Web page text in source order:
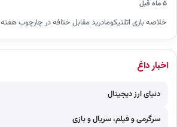
۵ ماه قبل
خلاصه بازی اتلتیکومادرید مقابل ختافه در چارچوب هفته 28 لالیگا فصل 26-2025
اخبار داغ
دنیای ارز دیجیتال
سرگرمی و فیلم، سریال و بازی